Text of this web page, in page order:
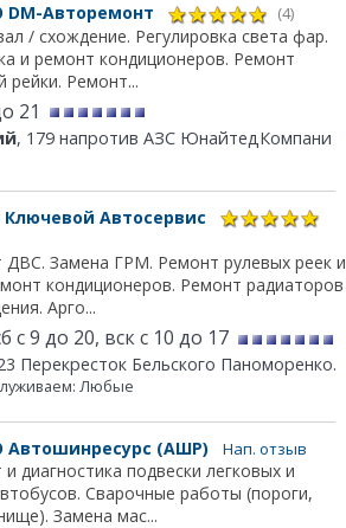
DM-Авторемонт (4)
/ схождение. Регулировка света фар.
и ремонт кондиционеров. Ремонт
рейки. Ремонт...
21
, 179 напротив АЗС ЮнайтедКомпани
Ключевой Автосервис
ДВС. Замена ГРМ. Ремонт рулевых реек и
кондиционеров. Ремонт радиаторов
Арго...
с 9 до 20, вск с 10 до 17
Перекресток Бельского Паноморенко.
Любые
Автошинресурс (АШР) Нап. отзыв
диагностика подвески легковых и
Сварочные работы (пороги,
Замена мас...